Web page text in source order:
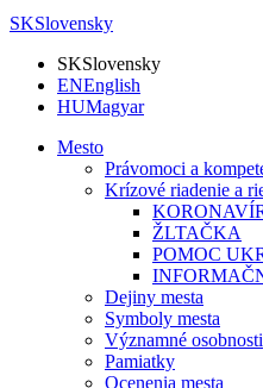
SKSlovensky
SKSlovensky
ENEnglish
HUMagyar
Mesto
Právomoci a
Krízové riadenie a
ŽLTAČKA
POMOC
Dejiny mesta
Symboly mesta
Významné osobnosti
Pamiatky
Ocenenia mesta